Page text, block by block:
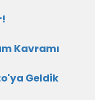
Kavramı
Geldik